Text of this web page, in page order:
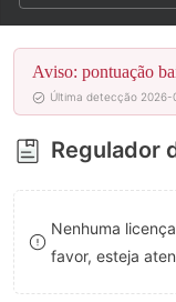
5
6
7
8
9
4
5
6
7
8
9
8
9
Aviso: pontuação
Última detecção 2026-
Regulador
Nenhuma
favor, esteja